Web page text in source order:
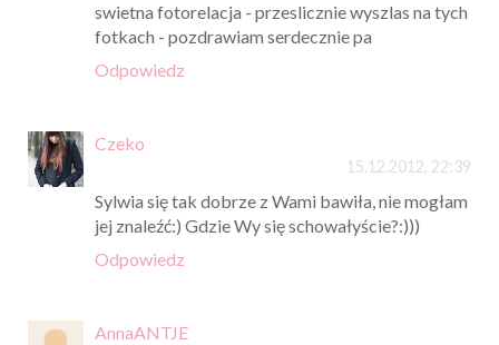
swietna fotorelacja - przeslicznie wyszlas na tych
fotkach - pozdrawiam serdecznie pa
Odpowiedz
Czeko
15.12.2012, 22:39
Sylwia się tak dobrze z Wami bawiła, nie mogłam
jej znaleźć:) Gdzie Wy się schowałyście?:)))
Odpowiedz
AnnaANTJE